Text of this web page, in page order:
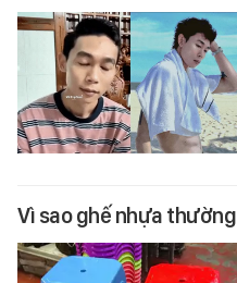
Vì sao ghế nhựa